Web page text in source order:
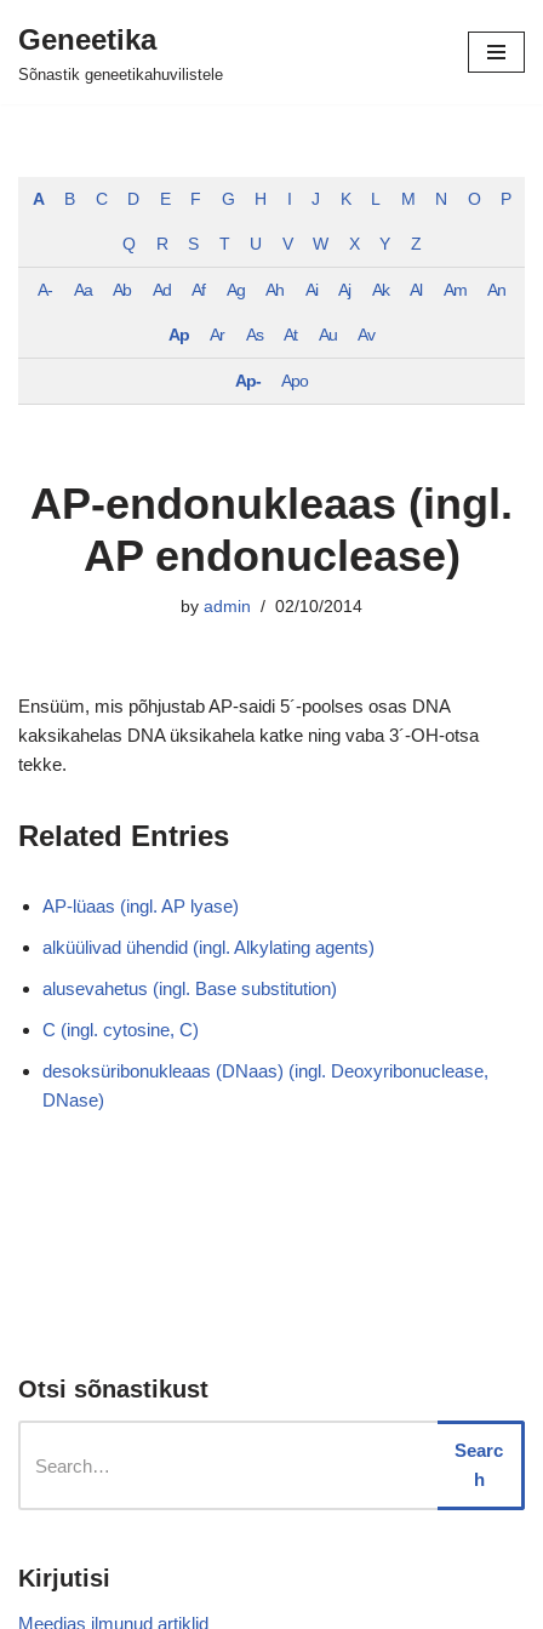
Skip
Geneetika
Sõnastik geneetikahuvilistele
A B C D E F G H J K L M N O P
Q R S T U V W X Y Z
A- Aa Ab Ad Af Ag Ah Ai Aj Ak Al Am An
Ap Ar As At Au Av
Ap- Apo
AP-endonukleaas (ingl.
AP endonuclease)
by admin 02/10/2014
Ensüüm, mis põhjustab AP-saidi 5´-poolses osas DNA
kaksikahelas DNA üksikahela katke ning vaba 3´-OH-otsa
tekke.
Related Entries
AP-lüaas (ingl. AP lyase)
alküülivad ühendid (ingl. Alkylating agents)
alusevahetus (ingl. Base substitution)
C (ingl. cytosine, C)
desoksüribonukleaas (DNaas) (ingl. Deoxyribonuclease,
DNase)
Otsi sõnastikust
Searc
h
Kirjutisi
Meedias ilmunud artiklid